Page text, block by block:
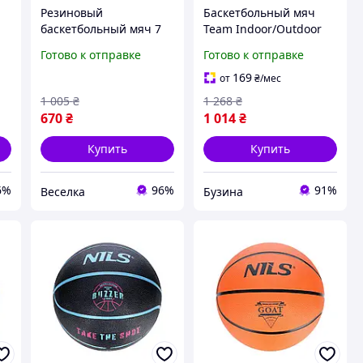
Резиновый
баскетбольный мяч 7
тренировок и игр на
мужчин и женщин
FLAME
Готово к отправке
670 ₴
1 005 ₴
Купить
Веселка 96%
Баскетбольный мяч
Team Indoor/Outdoor
№ 7 buzyna
Готово к отправке
от 169₴/мес
1 014₴
1 268 ₴
Купить
Бузина 91%